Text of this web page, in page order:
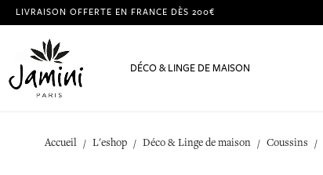
LIVRAISON OFFERTE EN FRANCE DÈS 200€
DÉCO & LINGE DE MAISON
Accueil L'eshop Déco & Linge de maison Coussins